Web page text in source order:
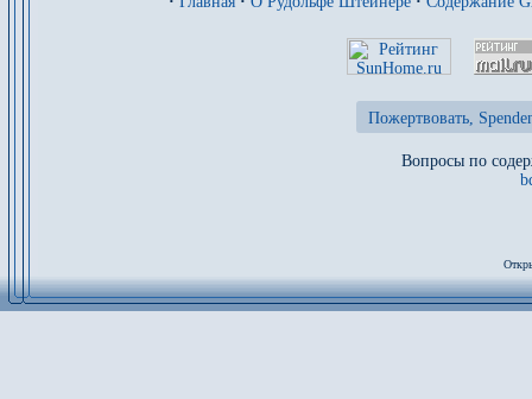
Пожертвовать,
Вопросы по